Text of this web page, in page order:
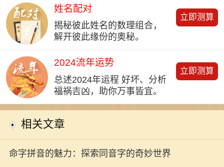
姓名配对
揭秘彼此姓名的数理组合，
解开彼此缘份的奥秘。
立即测算
2024流年运势
总述2024年运程 好坏、分析
福祸吉凶，助你万事皆宜。
立即测算
相关文章
命字拼音的魅力：探索同音字的奇妙世界